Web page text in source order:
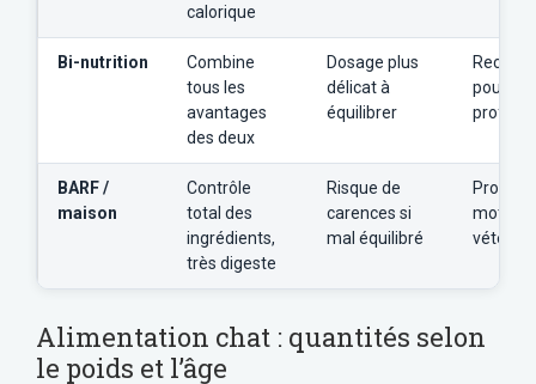
calorique
Bi-nutrition
Combine
tous les
avantages
des deux
Dosage plus
délicat à
équilibrer
pour
profils
BARF /
maison
Contrôle
total des
ingrédients,
très digeste
Risque de
carences si
mal équilibré
motivé
Alimentation chat : quantités selon
le poids et l’âge